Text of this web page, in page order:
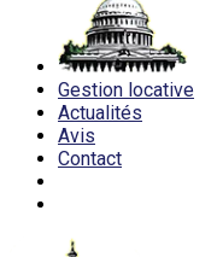
Gestion locative
Actualités
Avis
Contact